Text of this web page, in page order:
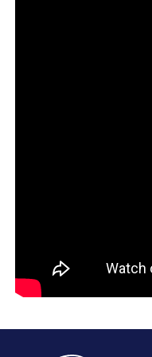
Archiv 2004